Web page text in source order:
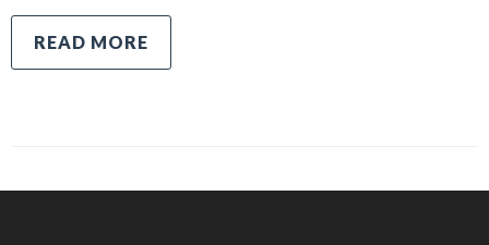
READ MORE